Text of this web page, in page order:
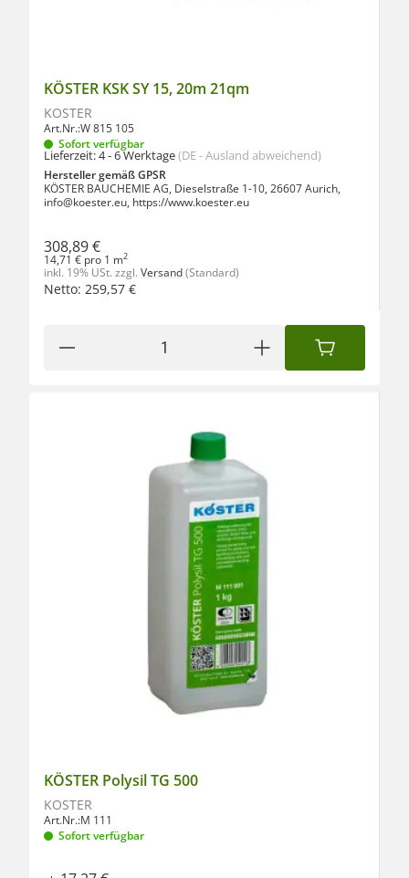
KÖSTER KSK SY 15, 20m 21qm
KÖSTER
Art.Nr.:W 815 105
Sofort verfügbar
Lieferzeit:4 - 6 Werktage(DE - Ausland abweichend)
Hersteller gemäß GPSR
KÖSTER BAUCHEMIE AG, Dieselstraße 1-10, 26607 Aurich,
info@koester.eu, https://www.koester.eu
308,89 €
14,71 € pro 1 m2
inkl. 19% USt. zzgl. Versand(Standard)
Netto: 259,57 €
IN DEN
KÖSTER Polysil TG 500
KÖSTER
Art.Nr.:M 111
Sofort verfügbar